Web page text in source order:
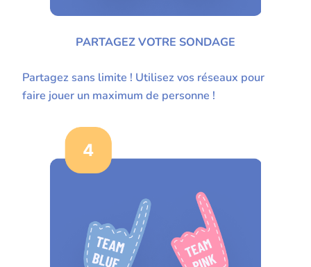
PARTAGEZ VOTRE SONDAGE
Partagez sans limite ! Utilisez vos réseaux pour
faire jouer un maximum de personne !